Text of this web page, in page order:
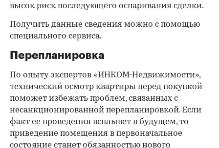
высок риск последующего оспаривания сделки.
Получить данные сведения можно с помощью
специального сервиса.
Перепланировка
По опыту экспертов «ИНКОМ-Недвижимости»,
технический осмотр квартиры перед покупкой
поможет избежать проблем, связанных с
несанкционированной перепланировкой. Если
факт ее проведения всплывет в будущем, то
приведение помещения в первоначальное
состояние станет обязанностью нового